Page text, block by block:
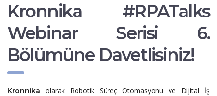
Kronnika #RPATalks
Webinar Serisi 6.
Bölümüne Davetlisiniz!
Kronnika olarak Robotik Süreç Otomasyonu ve Dijital İş